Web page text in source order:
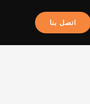
اتصل بنا